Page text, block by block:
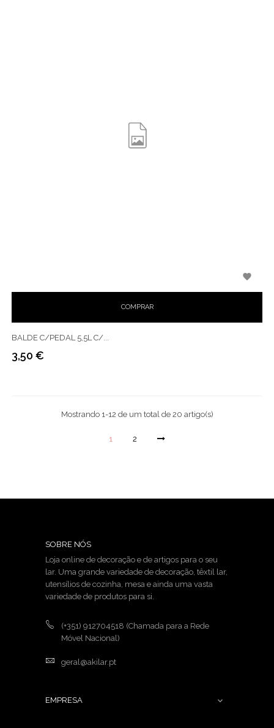
COMPRAR

BALDE C/PEDAL 5,5L C/...
Preço
3,50 €
Mostrando 1-12 de um total de 20 artigo(s)
1 2
SOBRE NÓS
Loja online de decoração e de artigos para o seu
lar. Uma grande variedade de decoração, têxtil lar,
utensílios de cozinha, mesa e ainda uma vasta
variedade de produtos para si.
(+351) 912704518 (Chamada para a Rede
Móvel Nacional)
geral@akilar.pt
EMPRESA 